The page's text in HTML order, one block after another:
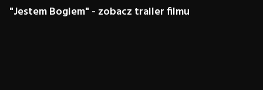
"Jestem Bogiem" - zobacz trailer filmu